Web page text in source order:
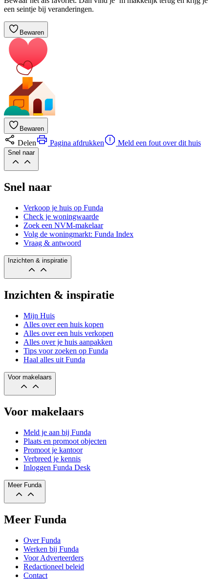
een seintje bij veranderingen.
Bewaren
Bewaren
Delen Pagina afdrukken Meld een fout over dit huis
Snel naar
Snel naar
Verkoop je huis op Funda
Check je woningwaarde
Zoek een NVM-makelaar
Volg de woningmarkt: Funda Index
Vraag & antwoord
Inzichten & inspiratie
Inzichten & inspiratie
Mijn Huis
Alles over een huis kopen
Alles over een huis verkopen
Alles over je huis aanpakken
Tips voor zoeken op Funda
Haal alles uit Funda
Voor makelaars
Voor makelaars
Meld je aan bij Funda
Plaats en promoot objecten
Promoot je kantoor
Verbreed je kennis
Inloggen Funda Desk
Meer Funda
Meer Funda
Over Funda
Werken bij Funda
Voor Adverteerders
Redactioneel beleid
Contact